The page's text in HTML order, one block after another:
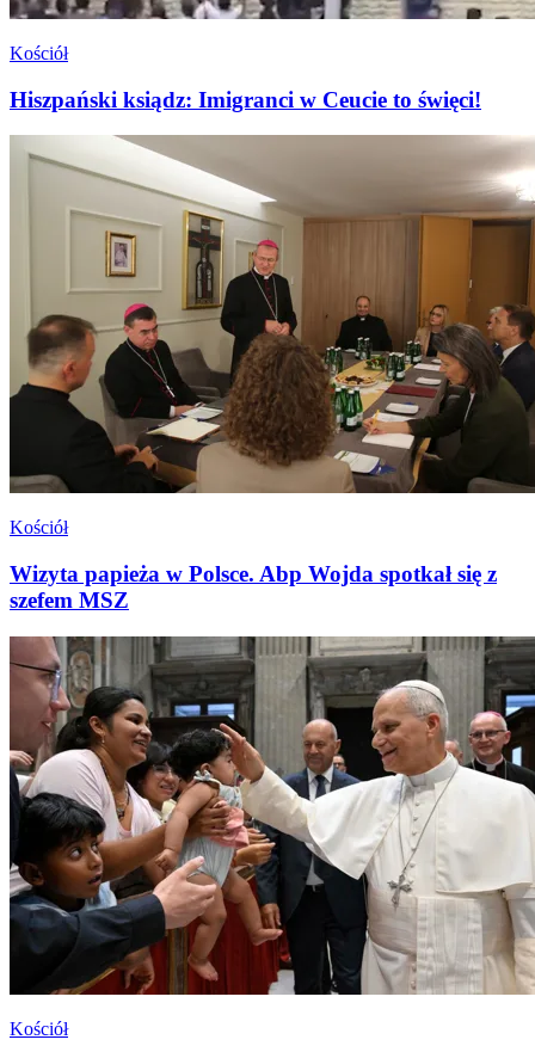
Kościół
Hiszpański ksiądz: Imigranci w Ceucie to święci!
Kościół
Wizyta papieża w Polsce. Abp Wojda spotkał się z
szefem MSZ
Kościół